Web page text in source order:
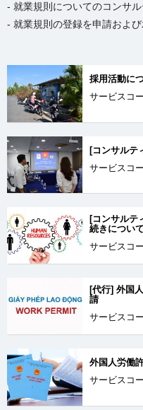
- 就業規則についてのコンサ
- 就業規則の登録を申請およ
採用活動に
サービスコ
[コンサルテ
サービスコ
[コンサルテ
続きについ
サービスコ
[代行] 外国
請
サービスコ
外国人労働
サービスコ